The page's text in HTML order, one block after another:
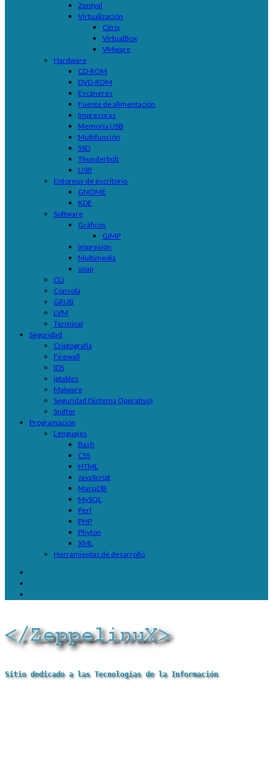
Zentyal
Virtualización
Citrix
VirtualBox
VMware
Hardware
CD-ROM
DVD-ROM
Escáneres
Fuente de alimentación
Impresoras
Memoria USB
Multifunción
SSD
Thunderbolt
USB
Entornos de escritorio
GNOME
KDE
Software
Gráficos
GIMP
Impresión
Multimedia
snap
CLI
Consola
GRUB
LVM
Terminal
Seguridad
Criptografía
Firewall
IDS
iptables
Malware
Seguridad (Sistema Operativo)
Sniffer
Programación
Lenguajes
Bash
CSS
HTML
JavaScript
MariaDB
MySQL
Perl
PHP
Phyton
XML
Herramientas de desarrollo
Sitio dedicado a las Tecnologías de la Información